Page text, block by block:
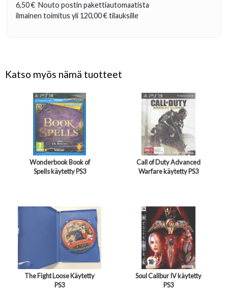
6,50 € Nouto postin pakettiautomaatista
ilmainen toimitus yli 120,00 €tilauksille
Katso myös nämä tuotteet
Wonderbook Book of
Spells käytetty PS3
Call of Duty Advanced
Warfare käytetty PS3
The Fight Loose Käytetty
PS3
Soul Calibur IV käytetty
PS3